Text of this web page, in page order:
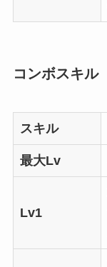
コンボスキル
スキル
最大Lv
Lv1